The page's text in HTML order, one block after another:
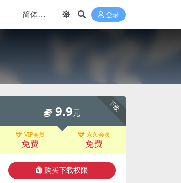
登录
下载
9.9元
VIP会员
免费
永久会员
免费
购买下载权限